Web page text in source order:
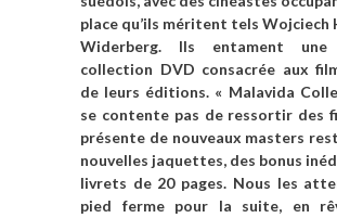
place qu’ils méritent tels Wojciech
Widerberg. Ils entament une
collection DVD consacrée aux
de leurs éditions. « Malavida
se contente pas de ressortir des
présente de nouveaux masters
nouvelles jaquettes, des bonus
livrets de 20 pages. Nous les
pied ferme pour la suite, en